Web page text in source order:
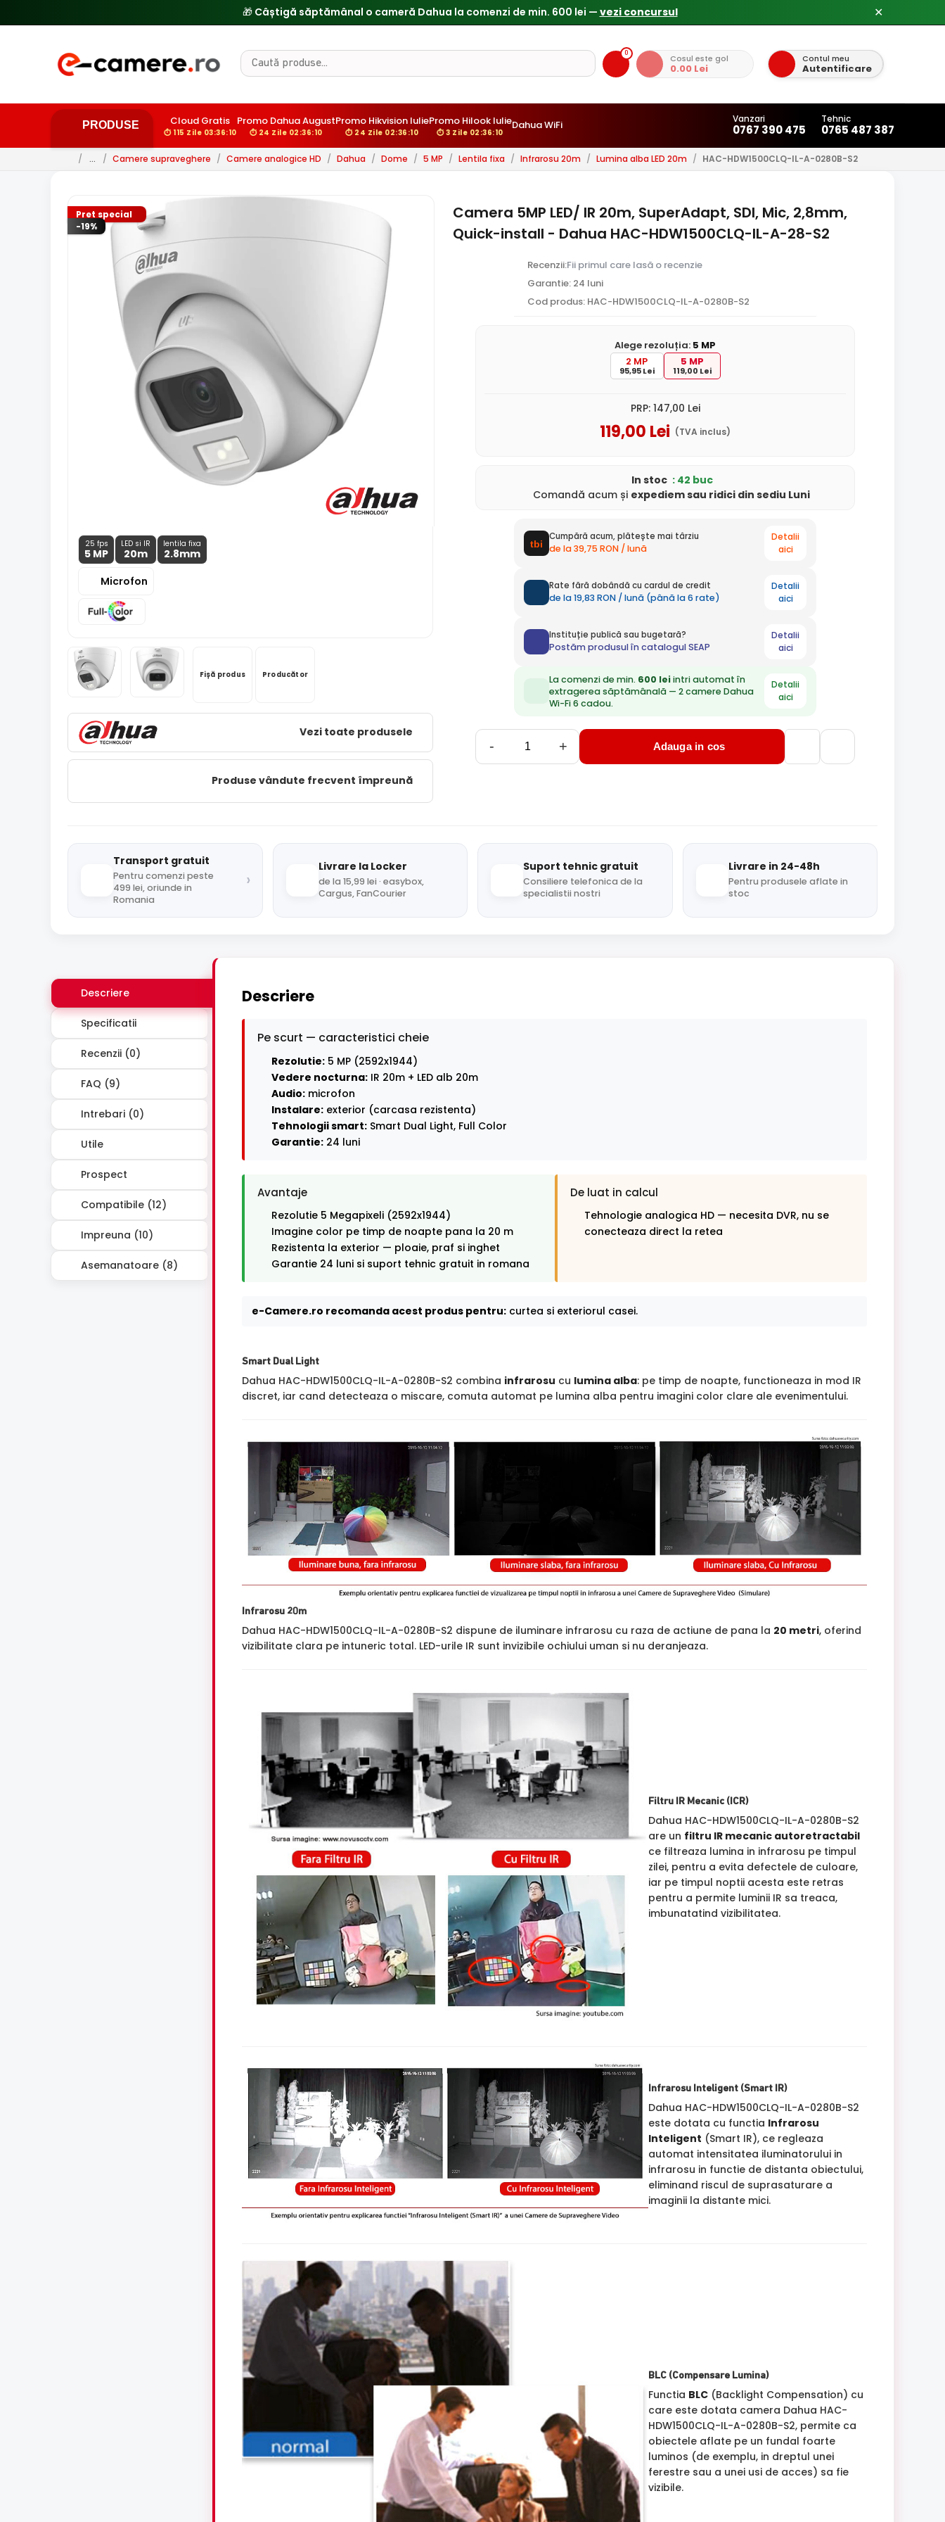
✕
0 Cosul este gol
0.00 Lei
Contul meu
Autentificare
PRODUSE Cloud Gratis
⏱ 115 Zile 03:36:09
Promo Dahua August
⏱ 24 Zile 02:36:09
Promo Hikvision Iulie
⏱ 24 Zile 02:36:09
Promo Hilook Iulie
⏱ 3 Zile 02:36:09
Dahua WiFi Vanzari
0767 390 475
Tehnic
0765 487 387
/ … / Camere supraveghere / Camere analogice HD / Dahua / Dome / 5 MP / Lentila fixa / Infrarosu 20m / Lumina alba LED 20m / HAC-HDW1500CLQ-IL-A-0280B-S2
Pret special
-19%
25 fps
5 MP
LED si IR
20m
lentila fixa
2.8mm
Microfon
Fișă produs Producător
Vezi toate produsele
Produse vândute frecvent împreună
Camera 5MP LED/ IR 20m, SuperAdapt, SDI, Mic, 2,8mm,
Quick-install - Dahua HAC-HDW1500CLQ-IL-A-28-S2
Recenzii:Fii primul care lasă o recenzie
Garantie: 24 luni
Cod produs: HAC-HDW1500CLQ-IL-A-0280B-S2
Alege rezoluția: 5 MP
2 MP
95,95 Lei
5 MP
119,00 Lei
PRP: 147,00 Lei
119,00 Lei (TVA inclus)
In stoc : 42 buc
Comandă acum și expediemsau ridici din sediu Luni
Cumpără acum, plătește mai târziu
de la 39,75 RON / lună
Detalii
aici
Rate fără dobândă cu cardul de credit
de la 19,83 RON / lună (până la 6 rate)
Detalii
aici
Instituție publică sau bugetară?
Postăm produsul în catalogul SEAP
Detalii
aici
La comenzi de min. 600 leiintri automat în
extragerea săptămânală — 2 camere Dahua
Wi-Fi 6 cadou.
Detalii
aici
- + Adauga in cos
Transport gratuit
Pentru comenzi peste
499 lei, oriunde in
Romania
›
Livrare la Locker
de la 15,99 lei · easybox,
Cargus, FanCourier
Suport tehnic gratuit
Consiliere telefonica de la
specialistii nostri
Livrare in 24-48h
Pentru produsele aflate in
stoc
Descriere
Specificatii
Recenzii (0)
FAQ (9)
Intrebari (0)
Utile
Prospect
Compatibile (12)
Impreuna (10)
Asemanatoare (8)
Descriere
Pe scurt — caracteristici cheie
Rezolutie: 5 MP (2592x1944)
Vedere nocturna: IR 20m + LED alb 20m
Audio: microfon
Instalare: exterior (carcasa rezistenta)
Tehnologii smart: Smart Dual Light, Full Color
Garantie: 24 luni
Avantaje
Rezolutie 5 Megapixeli (2592x1944)
Imagine color pe timp de noapte pana la 20 m
Rezistenta la exterior — ploaie, praf si inghet
Garantie 24 luni si suport tehnic gratuit in romana
De luat in calcul
Tehnologie analogica HD — necesita DVR, nu se
conecteaza direct la retea
e-Camere.ro recomanda acest produs pentru: curtea si exteriorul casei.
Smart Dual Light
Dahua HAC-HDW1500CLQ-IL-A-0280B-S2 combina infrarosu cu lumina alba: pe timp de noapte, functioneaza in mod IR
discret, iar cand detecteaza o miscare, comuta automat pe lumina alba pentru imagini color clare ale evenimentului.
Infrarosu 20m
Dahua HAC-HDW1500CLQ-IL-A-0280B-S2 dispune de iluminare infrarosu cu raza de actiune de pana la 20 metri, oferind
vizibilitate clara pe intuneric total. LED-urile IR sunt invizibile ochiului uman si nu deranjeaza.
Filtru IR Mecanic (ICR)
Dahua HAC-HDW1500CLQ-IL-A-0280B-S2
are un filtru IR mecanic autoretractabil
ce filtreaza lumina in infrarosu pe timpul
zilei, pentru a evita defectele de culoare,
iar pe timpul noptii acesta este retras
pentru a permite luminii IR sa treaca,
imbunatatind vizibilitatea.
Infrarosu Inteligent (Smart IR)
Dahua HAC-HDW1500CLQ-IL-A-0280B-S2
este dotata cu functia Infrarosu
Inteligent (Smart IR), ce regleaza
automat intensitatea iluminatorului in
infrarosu in functie de distanta obiectului,
eliminand riscul de suprasaturare a
imaginii la distante mici.
BLC (Compensare Lumina)
Functia BLC(Backlight Compensation) cu
care este dotata camera Dahua HAC-
HDW1500CLQ-IL-A-0280B-S2, permite ca
obiectele aflate pe un fundal foarte
luminos (de exemplu, in dreptul unei
ferestre sau a unei usi de acces) sa fie
vizibile.